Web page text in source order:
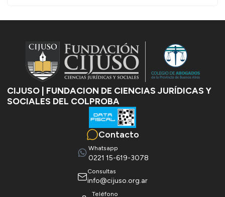
CIJUSO | FUNDACION DE CIENCIAS JURÍDICAS Y
SOCIALES DEL COLPROBA
Contacto
Whatsapp
0221 15-619-3078
consultas
info@cijuso.org.ar
Teléfono